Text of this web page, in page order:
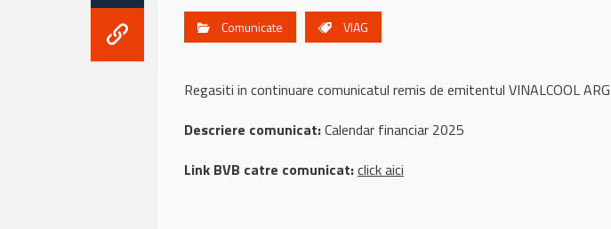
Comunicate VIAG
Regasiti in continuare comunicatul remis de emitentul VINALCOOL
Descriere comunicat:Calendar financiar 2025
Link BVB catre comunicat:click aici